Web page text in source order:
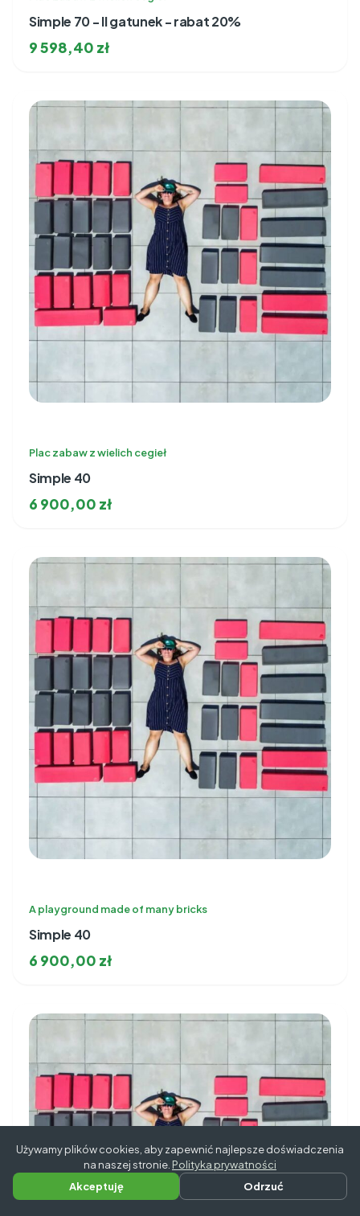
Simple 70 - II gatunek - rabat 20%
9 598,40 zł
Plac zabaw z wielich cegieł
Simple 40
6 900,00 zł
A playground made of many bricks
Simple 40
6 900,00 zł
Napisz do nas Zadzwoń
Używamy plików cookies, aby zapewnić najlepsze doświadczenia
na naszej stronie. Polityka prywatności
Akceptuję
Odrzuć